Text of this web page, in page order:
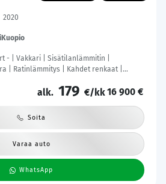
2020
Kuopio
- | Vakkari | Sisätilanlämmitin |
| Ratinlämmitys | Kahdet renkaat |
alk. 179 €/kk16 900 €
Soita
Varaa auto
WhatsApp